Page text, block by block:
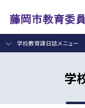
学校教育課日誌メニュー
学